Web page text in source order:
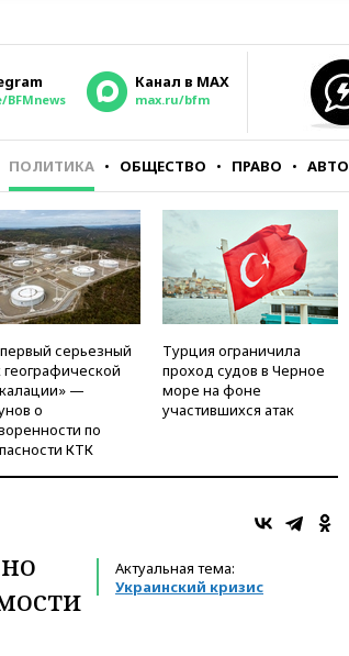
BFMnews
Канал в MAX
max.ru/bfm
ПОЛИТИКА ОБЩЕСТВО ПРАВО АВТО
серьезный
географической
—
о
по
КТК
Турция ограничила
проход судов в Черное
море на фоне
участившихся атак
Актуальная тема:
Украинский кризис